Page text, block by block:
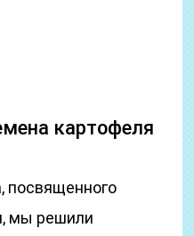
картофеля
посвященного
мы решили